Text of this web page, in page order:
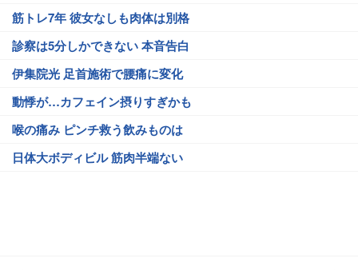
筋トレ7年 彼女なしも肉体は別格
診察は5分しかできない 本音告白
伊集院光 足首施術で腰痛に変化
動悸が…カフェイン摂りすぎかも
喉の痛み ピンチ救う飲みものは
日体大ボディビル 筋肉半端ない